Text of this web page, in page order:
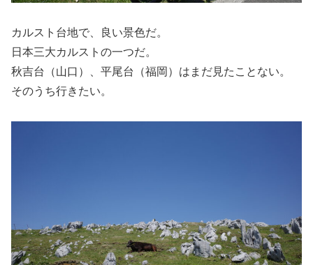
カルスト台地で、良い景色だ。
日本三大カルストの一つだ。
秋吉台（山口）、平尾台（福岡）はまだ見たことない。
そのうち行きたい。